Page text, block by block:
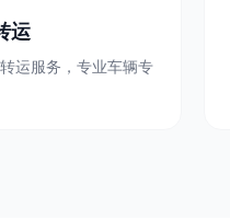
运
运服务，专业车辆专